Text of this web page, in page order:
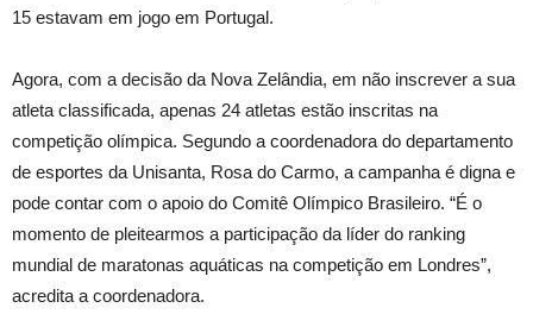
15 estavam em jogo em Portugal.
Agora, com a decisão da Nova Zelândia, em não inscrever a sua
atleta classificada, apenas 24 atletas estão inscritas na
competição olímpica. Segundo a coordenadora do departamento
de esportes da Unisanta, Rosa do Carmo, a campanha é digna e
pode contar com o apoio do Comitê Olímpico Brasileiro. “É o
momento de pleitearmos a participação da líder do ranking
mundial de maratonas aquáticas na competição em Londres”,
acredita a coordenadora.